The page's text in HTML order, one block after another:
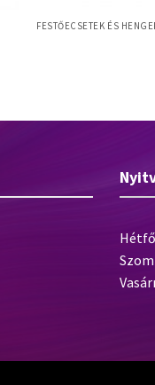
FESTŐECSETEK ÉS